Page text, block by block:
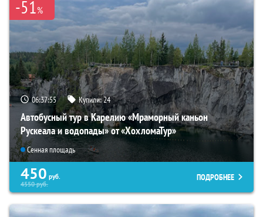
-51%
06:37:53 Купили:24
Автобусный тур в Карелию «Мраморный каньон
Рускеала и водопады» от «ХохломаТур»
Сенная площадь
450 руб.
4550руб.
ПОДРОБНЕЕ